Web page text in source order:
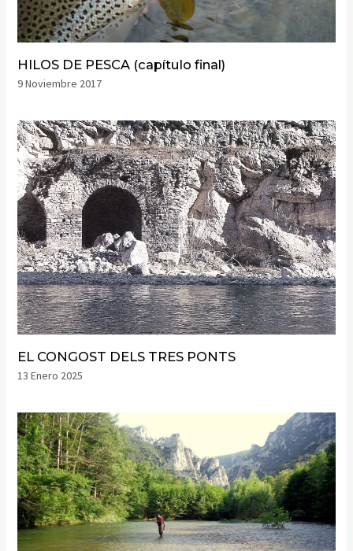
HILOS DE PESCA (capítulo final)
9 Noviembre 2017
EL CONGOST DELS TRES PONTS
13 Enero 2025